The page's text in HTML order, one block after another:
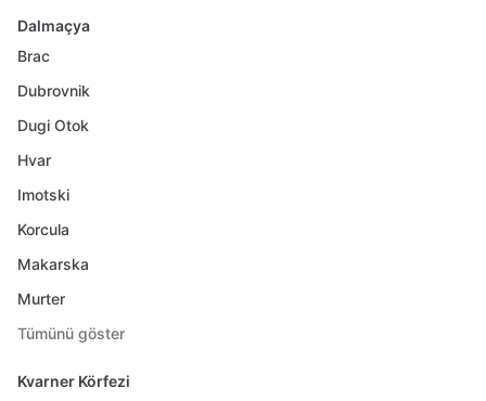
Dalmaçya
Brac
Dubrovnik
Dugi Otok
Hvar
Imotski
Korcula
Makarska
Murter
Tümünü göster
Kvarner Körfezi